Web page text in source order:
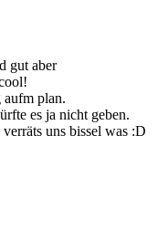
gut aber
plan.
es ja nicht geben.
uns bissel was :D